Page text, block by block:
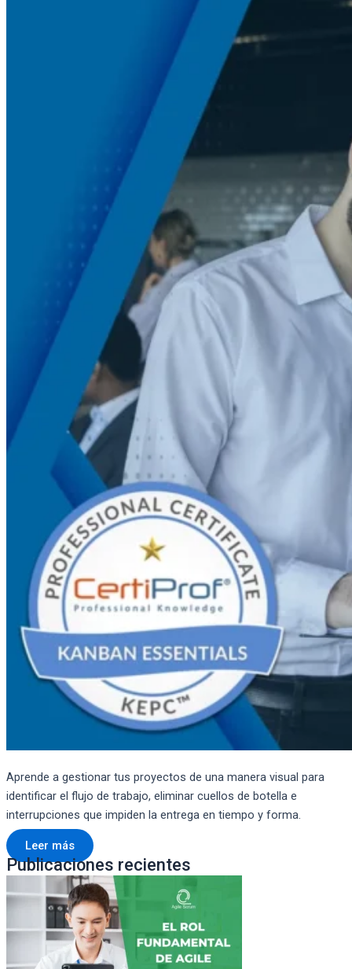
Aprende a gestionar tus proyectos de una manera visual para
identificar el flujo de trabajo, eliminar cuellos de botella e
interrupciones que impiden la entrega en tiempo y forma.
Leer más
Publicaciones recientes